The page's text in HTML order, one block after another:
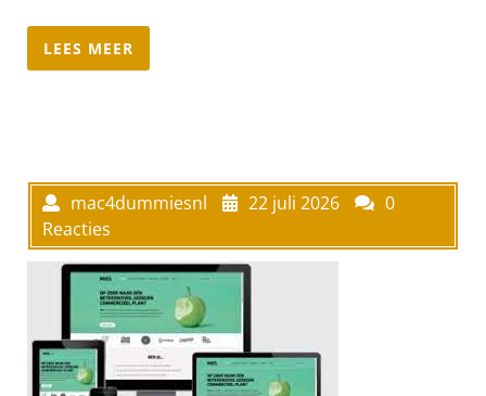
LEES MEER
mac4dummiesnl 22 juli 2026
0
Reacties